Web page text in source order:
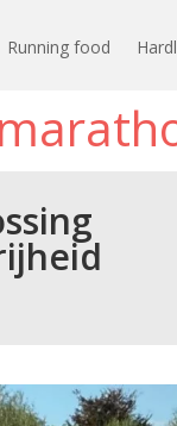
Running food